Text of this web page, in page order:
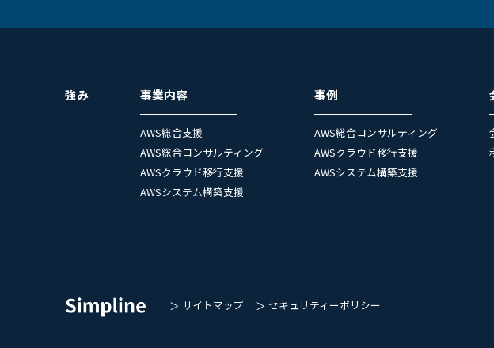
強み 事業内容
AWS総合支援
AWS総合コンサルティング
AWSクラウド移行支援
AWSシステム構築支援
事例
AWS総合コンサルティング
AWSクラウド移行支援
AWSシステム構築支援
サイトマップ セキュリティーポリシー